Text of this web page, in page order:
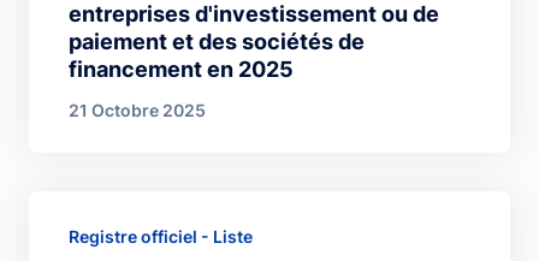
entreprises d'investissement ou de
paiement et des sociétés de
financement en 2025
21 Octobre 2025
Registre officiel - Liste